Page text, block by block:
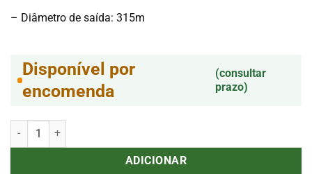
– Diâmetro de saída: 315m
Disponível por
encomenda
(consultar
prazo)
Quantidade de ISOBOX Madeira 6000 m3/h 250mm
ADICIONAR